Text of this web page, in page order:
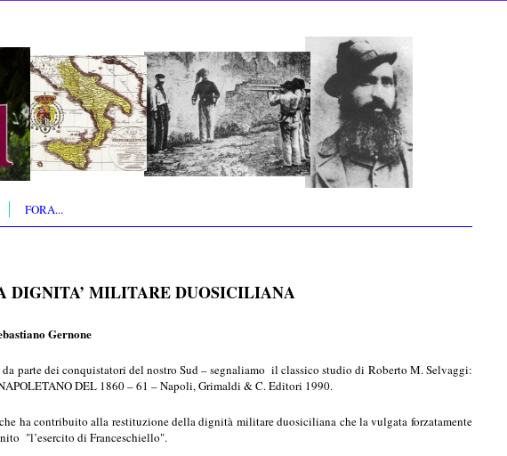
FORA...
DIGNITA’ MILITARE DUOSICILIANA
Gernone
parte dei conquistatori del nostro Sud – segnaliamo il classico studio di Roberto M. Selvaggi:
DEL 1860 – 61 – Napoli, Grimaldi & C. Editori 1990.
ha contribuito alla restituzione della dignità militare duosiciliana che la vulgata forzatamente
"l’esercito di Franceschiello".